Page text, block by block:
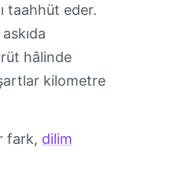
taahhüt eder.
hâlinde
kilometre
fark, dilim